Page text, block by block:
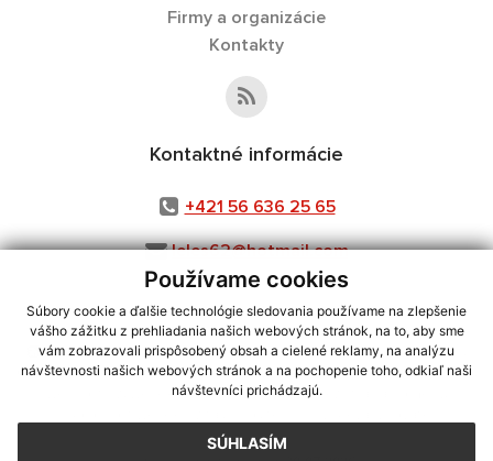
Používame cookies
Súbory cookie a ďalšie technológie sledovania používame na zlepšenie
vášho zážitku z prehliadania našich webových stránok, na to, aby sme
vám zobrazovali prispôsobený obsah a cielené reklamy, na analýzu
návštevnosti našich webových stránok a na pochopenie toho, odkiaľ naši
návštevníci prichádzajú.
SÚHLASÍM
Firmy a organizácie
Kontakty
Kontaktné informácie
+421 56 636 25 65
leles62@hotmail.com
využite možnosť získavania aktuálnych informácií s využitím RSS
CMS systém (redakčný) systém ECHELON 2,Mapa stránok,web portál
webex.digital, s.r.o.,domény,registrácia domény